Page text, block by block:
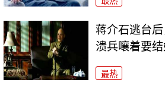
蒋介石逃台
溃兵嚷着要
最热